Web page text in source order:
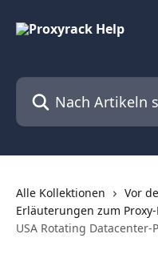
Nach Artikeln suchen …
Alle Kollektionen
Vor
Erläuterungen zum
USA Rotating Datacenter-